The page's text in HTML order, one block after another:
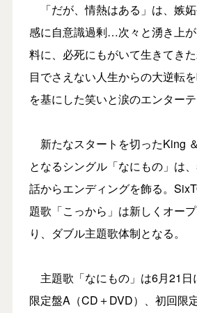
「だが、情熱はある」は、嫉
感に自意識過剰…次々と湧き上
料に、必死にもがいて生きてき
目でさえない人生からの大逆転
を基にした笑いと涙のエンターテ
新たなスタートを切ったKing
となるシングル「なにもの」は
話からエンディングを飾る。
題歌「こっから」は新しくオー
り、ダブル主題歌体制となる。
主題歌「なにもの」は6月21日
限定盤A（CD＋DVD）、初回限